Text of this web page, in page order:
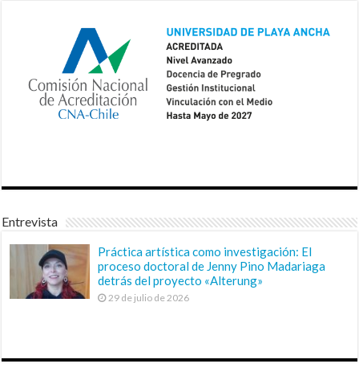
Entrevista
Práctica artística como investigación: El
proceso doctoral de Jenny Pino Madariaga
detrás del proyecto «Alterung»
29 de julio de 2026